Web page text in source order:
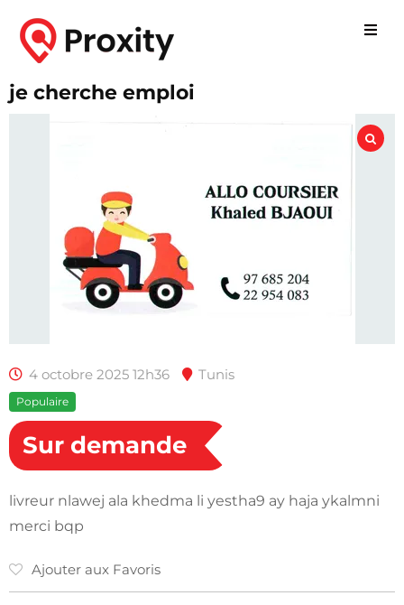
je cherche emploi
4 octobre 2025 12h36 Tunis
Populaire
Sur demande
livreur nlawej ala khedma li yestha9 ay haja ykalmni
merci bqp
Ajouter aux Favoris